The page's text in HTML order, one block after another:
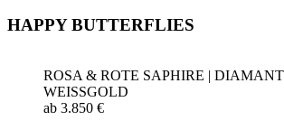
HAPPY BUTTERFLIES
ROSA & ROTE SAPHIRE |
WEISSGOLD
ab 3.850 €